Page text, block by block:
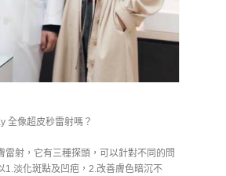
全像超皮秒雷射嗎？
雷射，它有三種探頭，可以針對不同的問
1.淡化斑點及凹疤，2.改善膚色暗沉不